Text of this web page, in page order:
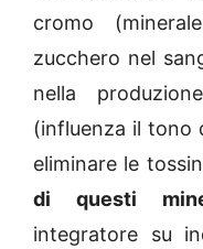
cromo
zucchero nel
nella
(influenza il tono
eliminare le
di questi
integratore su